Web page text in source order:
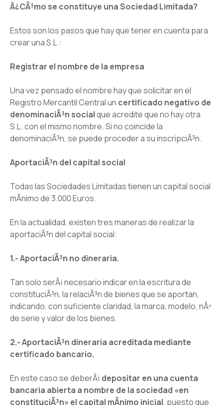
Â¿CÃ³mo se constituye una Sociedad Limitada?
Estos son los pasos que hay que tener en cuenta para
crear una S.L.:
Registrar el nombre de la empresa
Una vez pensado el nombre hay que solicitar en el
Registro Mercantil Central un certificado negativo de
denominaciÃ³n socialque acredite que no hay otra
S.L. con el mismo nombre. Si no coincide la
denominaciÃ³n, se puede proceder a su inscripciÃ³n.
AportaciÃ³n del capital social
Todas las Sociedades Limitadas tienen un capital social
mÃ­nimo de 3.000 Euros.
En la actualidad, existen tres maneras de realizar la
aportaciÃ³n del capital social:
1.- AportaciÃ³n no dineraria.
Tan solo serÃ¡ necesario indicar en la escritura de
constituciÃ³n, la relaciÃ³n de bienes que se aportan,
indicando, con suficiente claridad, la marca, modelo, nÂº
de serie y valor de los bienes.
2.- AportaciÃ³n dineraria acreditada mediante
certificado bancario.
En este caso se deberÃ¡ depositar en una cuenta
bancaria abierta a nombre de la sociedad «en
constituciÃ³n» el capital mÃ­nimo inicial, puesto que